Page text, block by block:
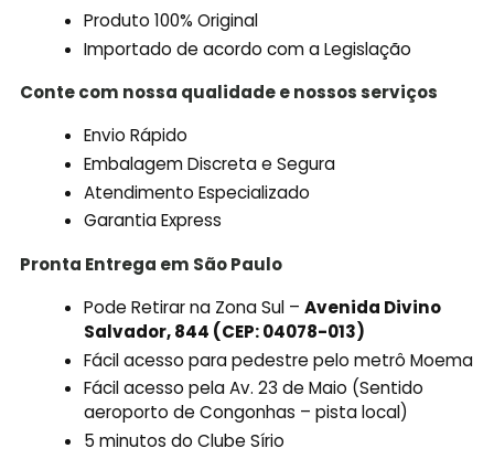
Produto 100% Original
Importado de acordo com a Legislação
Conte com nossa qualidade e nossos serviços
Envio Rápido
Embalagem Discreta e Segura
Atendimento Especializado
Garantia Express
Pronta Entrega em São Paulo
Pode Retirar na Zona Sul –Avenida Divino
Salvador, 844 (CEP: 04078-013)
Fácil acesso para pedestre pelo metrô Moema
Fácil acesso pela Av. 23 de Maio (Sentido
aeroporto de Congonhas – pista local)
5 minutos do Clube Sírio